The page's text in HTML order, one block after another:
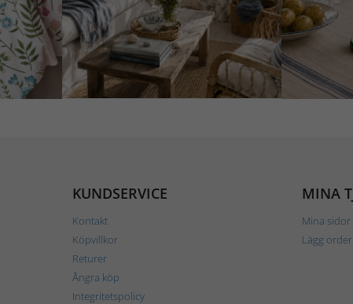
KUNDSERVICE
Kontakt
Köpvillkor
Returer
Ångra köp
Integritetspolicy
MINA
Mina sidor
Lägg